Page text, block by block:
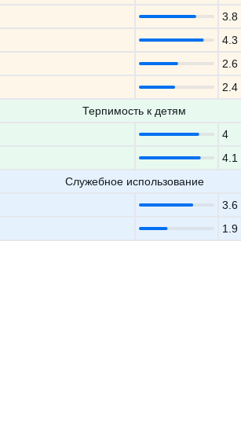
3.8
4.3
2.6
2.4
Терпимость к детям
4
4.1
Служебное использование
3.6
1.9